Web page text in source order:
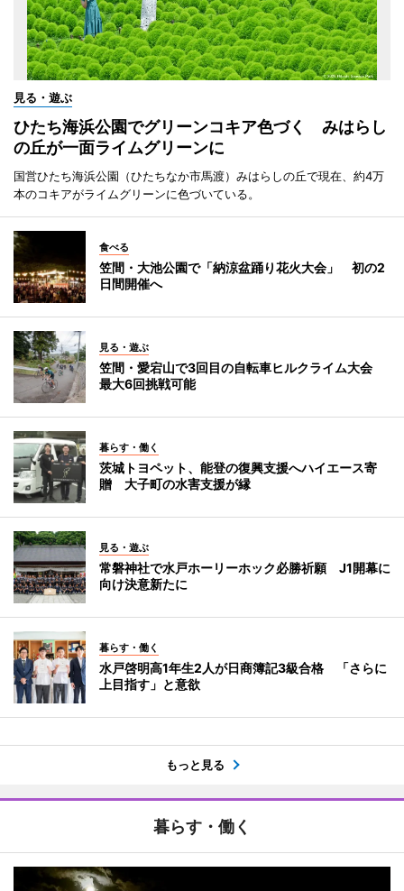
見る・遊ぶ
ひたち海浜公園でグリーンコキア色づく みはらし
の丘が一面ライムグリーンに
国営ひたち海浜公園（ひたちなか市馬渡）みはらしの丘で現在、約4万
本のコキアがライムグリーンに色づいている。
食べる
笠間・大池公園で「納涼盆踊り花火大会」 初の2
日間開催へ
見る・遊ぶ
笠間・愛宕山で3回目の自転車ヒルクライム大会
最大6回挑戦可能
暮らす・働く
茨城トヨペット、能登の復興支援へハイエース寄
贈 大子町の水害支援が縁
見る・遊ぶ
常磐神社で水戸ホーリーホック必勝祈願 J1開幕に
向け決意新たに
暮らす・働く
水戸啓明高1年生2人が日商簿記3級合格 「さらに
上目指す」と意欲
もっと見る
暮らす・働く